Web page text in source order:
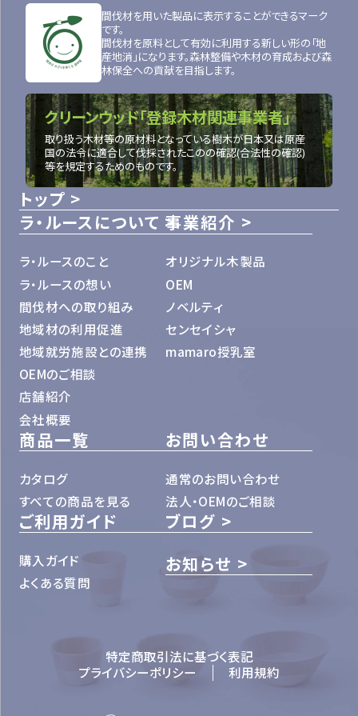
トップ
ラ・ルースについて
ラ・ルースのこと
ラ・ルースの想い
間伐材への取り組み
地域材の利用促進
地域就労施設との連携
OEMのご相談
店舗紹介
会社概要
事業紹介
オリジナル木製品
OEM
ノベルティ
センセイシャ
mamaro授乳室
商品一覧
カタログ
すべての商品を見る
お問い合わせ
通常のお問い合わせ
法人・OEMのご相談
ご利用ガイド
購入ガイド
よくある質問
ブログ
お知らせ
間伐材を用いた製品に表示することができるマーク
です。
間伐材を原料として有効に利用する新しい形の「地
産地消」になります。森林整備や木材の育成および森
林保全への貢献を目指します。
クリーンウッド「登録木材関連事業者」
取り扱う木材等の原材料となっている樹木が日本又は原産
国の法令に適合して伐採されたこのの確認(合法性の確認)
等を規定するためのものです。
特定商取引法に基づく表記
プライバシーポリシー
利用規約